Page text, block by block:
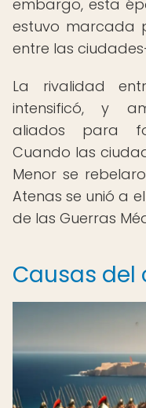
embargo, esta
estuvo marcada
entre las
La rivalidad
intensificó, y
aliados para
Cuando las
Menor se
Atenas se unió a
de las Guerras
Causas